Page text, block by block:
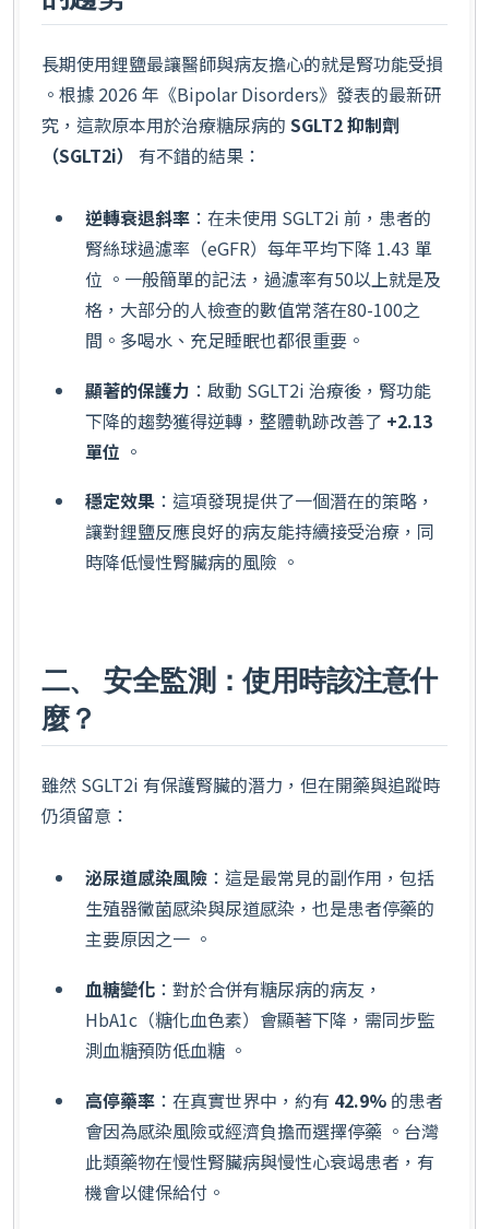
長期使用鋰鹽最讓醫師與病友擔心的就是腎功能受損
。根據 2026 年《Bipolar Disorders》發表的最新研
究，這款原本用於治療糖尿病的 SGLT2 抑制劑
（SGLT2i）
有不錯的結果：
逆轉衰退斜率 ：在未使用 SGLT2i 前，患者的
腎絲球過濾率（eGFR）每年平均下降 1.43 單
位 。一般簡單的記法，過濾率有50以上就是及
格，大部分的人檢查的數值常落在80-100之
間。多喝水、充足睡眠也都很重要。
顯著的保護力 ：啟動 SGLT2i 治療後，腎功能
下降的趨勢獲得逆轉，整體軌跡改善了 +2.13
單位 。
穩定效果 ：這項發現提供了一個潛在的策略，
讓對鋰鹽反應良好的病友能持續接受治療，同
時降低慢性腎臟病的風險 。
二、 安全監測：使用時該注意什
麼？
雖然 SGLT2i 有保護腎臟的潛力，但在開藥與追蹤時
仍須留意：
泌尿道感染風險 ：這是最常見的副作用，包括
生殖器黴菌感染與尿道感染，也是患者停藥的
主要原因之一 。
血糖變化 ：對於合併有糖尿病的病友，
HbA1c（糖化血色素）會顯著下降，需同步監
測血糖預防低血糖 。
高停藥率 ：在真實世界中，約有 42.9% 的患者
會因為感染風險或經濟負擔而選擇停藥 。台灣
此類藥物在慢性腎臟病與慢性心衰竭患者，有
機會以健保給付。